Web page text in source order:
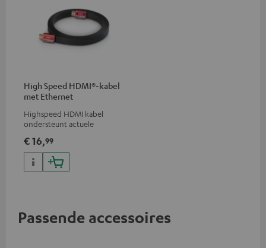
High Speed HDMI®-kabel
met Ethernet
Highspeed HDMI kabel
ondersteunt actuele
4K 3D
€ 16,99
Passende accessoires